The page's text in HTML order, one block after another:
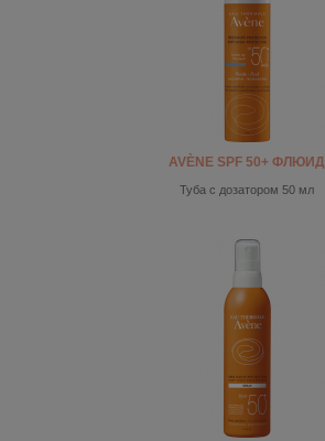
AVÈNE SPF 50+ ФЛЮИД
Туба с дозатором 50 мл